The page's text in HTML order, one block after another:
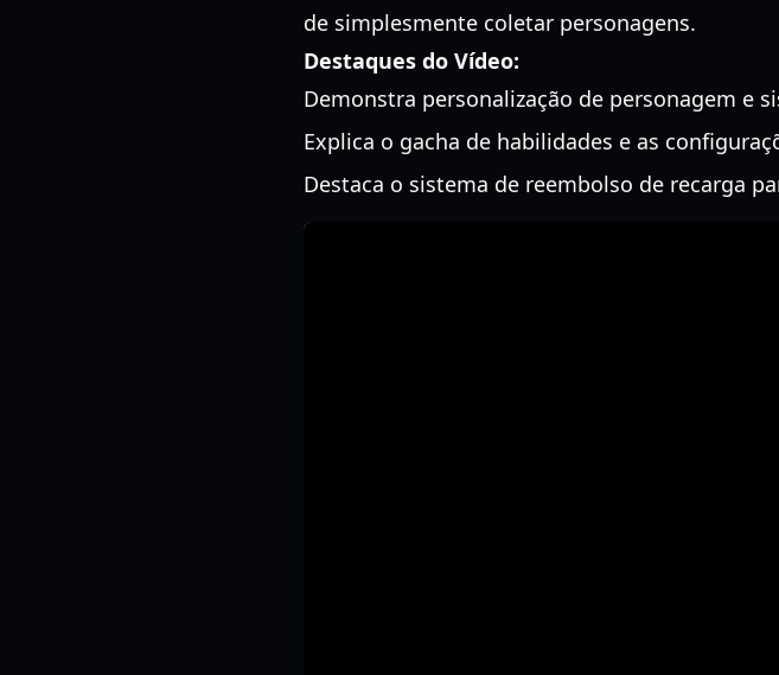
de simplesmente coletar personagens.
Destaques do Vídeo:
Demonstra personalização de personagem e
Explica o gacha de habilidades e as
Destaca o sistema de reembolso de recarga